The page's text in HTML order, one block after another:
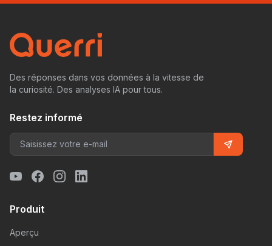
Des réponses dans vos données à la vitesse de
la curiosité. Des analyses IA pour tous.
Restez informé
Produit
Aperçu